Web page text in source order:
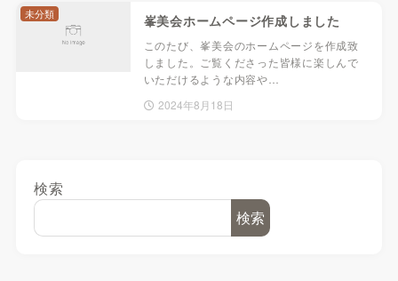
峯美会ホームページ作成しました
このたび、峯美会のホームページを作成致
しました。ご覧くださった皆様に楽しんで
いただけるような内容や…
未分類
2024年8月18日
検索
検索